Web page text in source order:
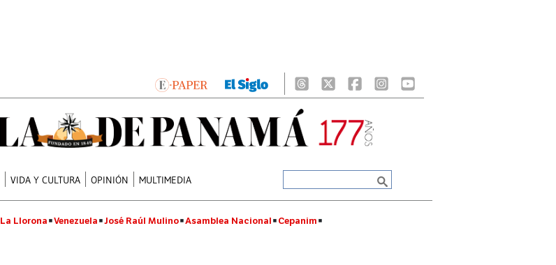
VIDA Y CULTURA OPINIÓN MULTIMEDIA
La Llorona Venezuela José Raúl Mulino Asamblea Nacional Cepanim